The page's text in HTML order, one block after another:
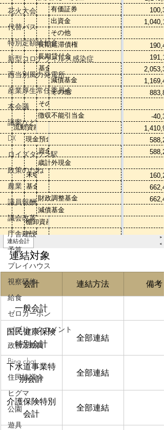
花火大会
代替バス
特別定額給付金
新型コロナウィルス感染症
西当別風力発電所
産業厚生常任委員会
本会議
議案など
DX
ロイズタウン駅
政策のたね
農業
議員報酬
議会改革
庁舎建設
予算
プレイハウス
視察研修
給食
ゼロカーボン
パブリックコメント
政務活動費
Bing chat
住民協議会
ヒグマ
公園
遊具
連結対象
会計 連結方法 備考
一般会計
国民健康保険
特別会計
全部連結
下水道事業特
別会計
全部連結
介護保険特別
会計
全部連結